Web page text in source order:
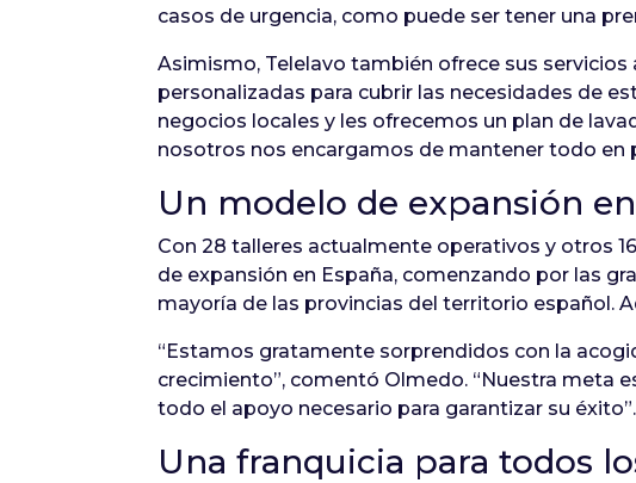
casos de urgencia, como puede ser tener una
Asimismo, Telelavo también ofrece sus
personalizadas para cubrir las necesidades de
negocios locales y les ofrecemos un plan de
nosotros nos encargamos de mantener todo
Un modelo de expansión
Con 28 talleres actualmente operativos y otros
de expansión en España, comenzando por las
mayoría de las provincias del territorio español.
“Estamos gratamente sorprendidos con la
crecimiento”, comentó Olmedo. “Nuestra meta
todo el apoyo necesario para garantizar su éxito”.
Una franquicia para todos